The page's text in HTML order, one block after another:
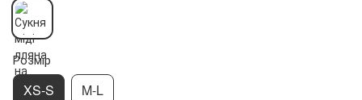
Розмір
XS-S M-L